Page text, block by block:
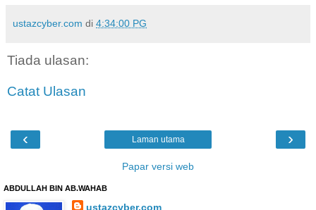
ustazcyber.com di 4:34:00 PG
Tiada ulasan:
Catat Ulasan
‹ ›
Laman utama
Papar versi web
ABDULLAH BIN AB.WAHAB
ustazcyber.com